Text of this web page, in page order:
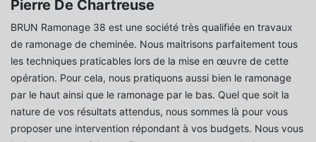
Pierre De Chartreuse
BRUN Ramonage 38 est une société très qualifiée en travaux
de ramonage de cheminée. Nous maitrisons parfaitement tous
les techniques praticables lors de la mise en œuvre de cette
opération. Pour cela, nous pratiquons aussi bien le ramonage
par le haut ainsi que le ramonage par le bas. Quel que soit la
nature de vos résultats attendus, nous sommes là pour vous
proposer une intervention répondant à vos budgets. Nous vous